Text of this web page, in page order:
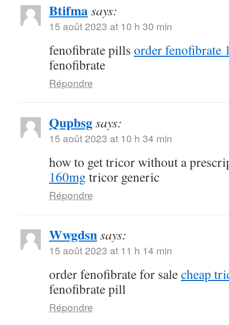
Btifmasays:
15 août 2023 at 10 h 30 min
fenofibrate pills order fenofibrate
fenofibrate
Répondre
Qupbsgsays:
15 août 2023 at 10 h 34 min
how to get tricor without a
160mg tricor generic
Répondre
Wwgdsnsays:
15 août 2023 at 11 h 14 min
order fenofibrate for salecheap
fenofibrate pill
Répondre